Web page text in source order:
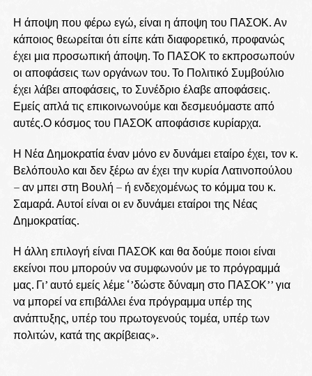
Η άποψη που φέρω εγώ, είναι η άποψη του ΠΑΣΟΚ. Αν
κάποιος θεωρείται ότι είπε κάτι διαφορετικό, προφανώς
έχει μια προσωπική άποψη. Το ΠΑΣΟΚ το εκπροσωπούν
οι αποφάσεις των οργάνων του. Το Πολιτικό Συμβούλιο
έχει λάβει αποφάσεις, το Συνέδριο έλαβε αποφάσεις.
Εμείς απλά τις επικοινωνούμε και δεσμευόμαστε από
αυτές.Ο κόσμος του ΠΑΣΟΚ αποφάσισε κυρίαρχα.
Η Νέα Δημοκρατία έναν μόνο εν δυνάμει εταίρο έχει, τον κ.
Βελόπουλο και δεν ξέρω αν έχει την κυρία Λατινοπούλου
– αν μπει στη Βουλή – ή ενδεχομένως το κόμμα του κ.
Σαμαρά. Αυτοί είναι οι εν δυνάμει εταίροι της Νέας
Δημοκρατίας.
Η άλλη επιλογή είναι ΠΑΣΟΚ και θα δούμε ποιοι είναι
εκείνοι που μπορούν να συμφωνούν με το πρόγραμμά
μας. Γι’ αυτό εμείς λέμε ‘’δώστε δύναμη στο ΠΑΣΟΚ’’ για
να μπορεί να επιβάλλει ένα πρόγραμμα υπέρ της
ανάπτυξης, υπέρ του πρωτογενούς τομέα, υπέρ των
πολιτών, κατά της ακρίβειας».